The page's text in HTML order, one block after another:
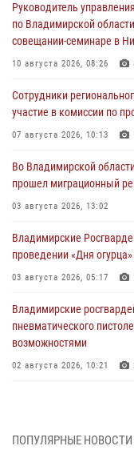
Руководитель
по Владимирской
совещании-семинаре в
10 августа 2026, 08:26
Сотрудники
участие в комиссии по
07 августа 2026, 10:13
Во Владимирской
прошел миграционный
03 августа 2026, 13:02
Владимирские
проведении «Дня
03 августа 2026, 05:17
Владимирские
пневматического
возможностями
02 августа 2026, 10:21
Крещения Руси
ПОПУЛЯРНЫЕ НОВОСТИ